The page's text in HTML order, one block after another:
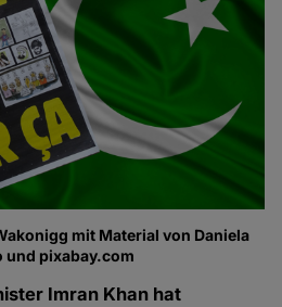
mit Material von Daniela
und pixabay.com
Imran Khan hat